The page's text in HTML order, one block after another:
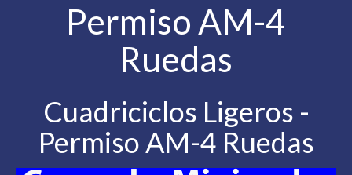
Permiso AM-4
Ruedas
Cuadriciclos Ligeros -
Permiso AM-4 Ruedas